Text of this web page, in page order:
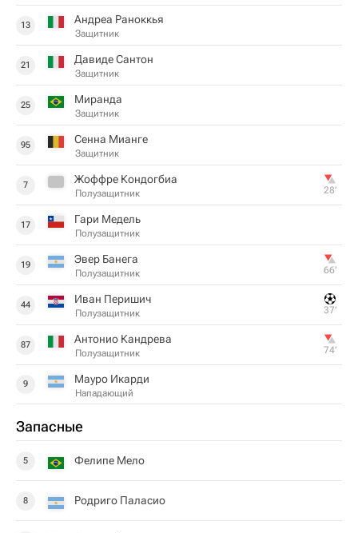
13 Андреа Раноккья
Защитник
21 Давиде Сантон
Защитник
25 Миранда
Защитник
95 Сенна Мианге
Защитник
7 Жоффре Кондогбиа
Полузащитник 28‎’‎
17 Гари Медель
Полузащитник
19 Эвер Банега
Полузащитник 66‎’‎
44 Иван Перишич
Полузащитник 37‎’‎
87 Антонио Кандрева
Полузащитник 74‎’‎
9 Мауро Икарди
Нападающий
Запасные
5 Фелипе Мело
8 Родриго Паласио